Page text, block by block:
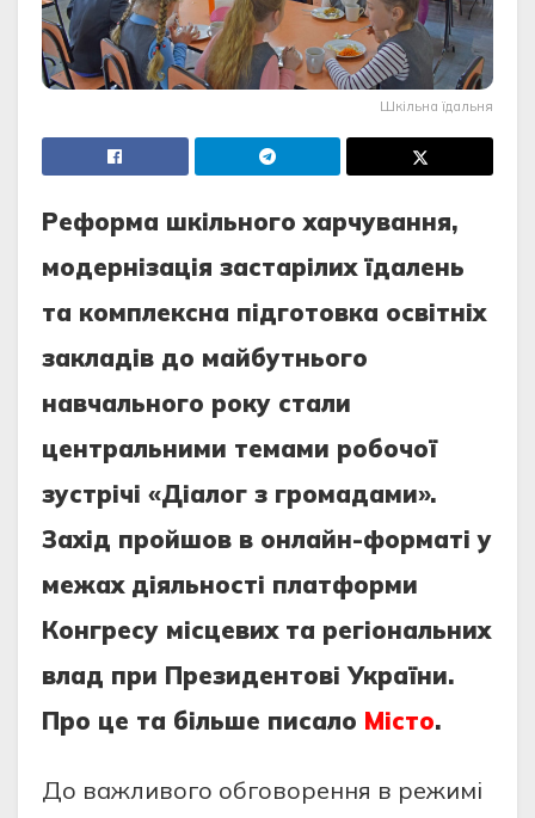
Шкільна їдальня
Реформа шкільного харчування,
модернізація застарілих їдалень
та комплексна підготовка освітніх
закладів до майбутнього
навчального року стали
центральними темами робочої
зустрічі «Діалог з громадами».
Захід пройшов в онлайн-форматі у
межах діяльності платформи
Конгресу місцевих та регіональних
влад при Президентові України.
Про це та більше писало Місто.
До важливого обговорення в режимі